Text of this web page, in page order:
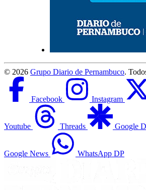
© 2026 Grupo Diario de Pernambuco.
Facebook Instagram
Youtube Threads Google
Google News WhatsApp DP